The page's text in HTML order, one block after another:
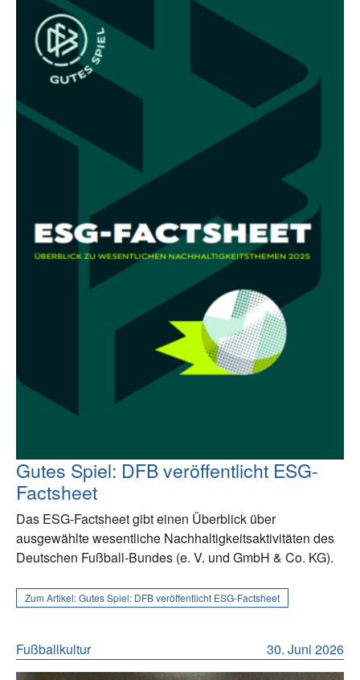
Gutes Spiel: DFB veröffentlicht ESG-
Factsheet
Das ESG-Factsheet gibt einen Überblick über
ausgewählte wesentliche Nachhaltigkeitsaktivitäten des
Deutschen Fußball-Bundes (e. V. und GmbH & Co. KG).
Zum Artikel:Gutes Spiel: DFB veröffentlicht ESG-Factsheet
30. Juni 2026
Fußballkultur